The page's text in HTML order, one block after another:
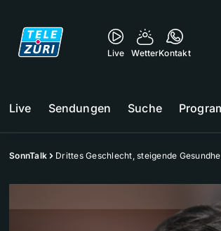
Live WetterKontakt
Live Sendungen Suche
SonnTalk Drittes Geschlecht, steigende